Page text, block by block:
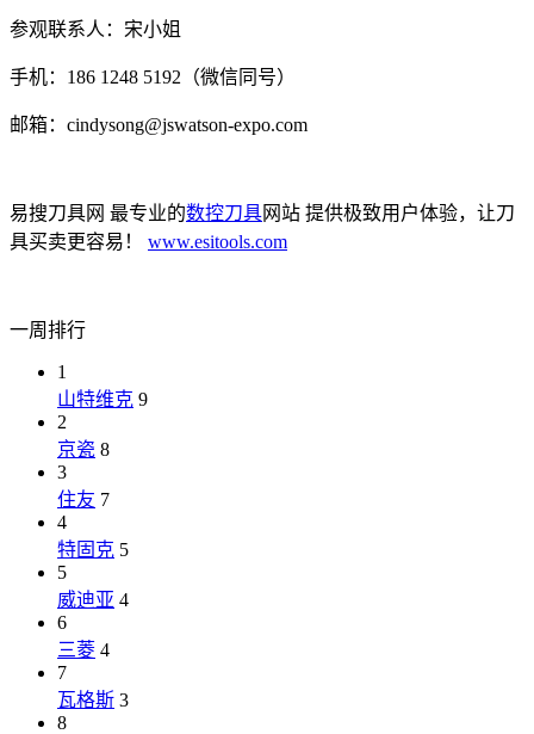
参观联系人：宋小姐
手机：186 1248 5192（微信同号）
邮箱：cindysong@jswatson-expo.com
易搜刀具网 最专业的数控刀具网站 提供极致用户体验，让刀
具买卖更容易！ www.esitools.com
一周排行
1
山特维克 9
2
京瓷 8
3
住友 7
4
特固克 5
5
威迪亚 4
6
三菱 4
7
瓦格斯 3
8